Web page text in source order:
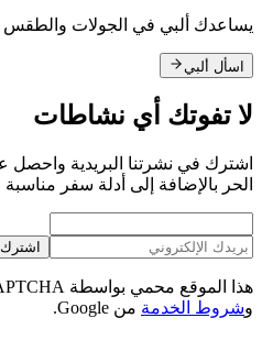
يساعدك ألبي في الجولات
اسأل ألبي
لا تفوتك أي نشاطات
اشترك في نشرتنا البريدية واحصل
الحر بالإضافة إلى أدلة سفر
اشترك
هذا الموقع محمي بواسطة reCAPTCHA. تنطبق
وشروط الخدمة من Google.